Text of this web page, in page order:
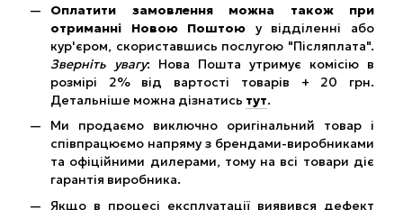
Оплатити замовлення можна також при
отриманні Новою Поштою у відділенні або
кур'єром, скориставшись послугою "Післяплата".
Зверніть увагу: Нова Пошта утримує комісію в
розмірі 2% від вартості товарів + 20 грн.
Детальніше можна дізнатись тут.
Ми продаємо виключно оригінальний товар і
співпрацюємо напряму з брендами-виробниками
та офіційними дилерами, тому на всі товари діє
гарантія виробника.
Якщо в процесі експлуатації виявився дефект